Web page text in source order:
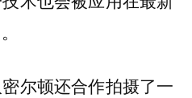
尔顿还合作拍摄了一